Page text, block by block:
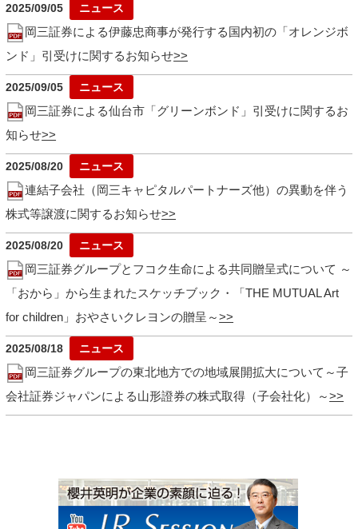
2025/09/05
岡三証券による伊藤忠商事が発行する国内初の「オレンジボ
ンド」引受けに関するお知らせ
2025/09/05
岡三証券による仙台市「グリーンボンド」引受けに関するお
知らせ
2025/08/20
連結子会社（岡三キャピタルパートナーズ他）の異動を伴う
株式等譲渡に関するお知らせ
2025/08/20
岡三証券グループとフコク生命による共同贈呈式について ～
「おから」から生まれたスケッチブック・「THE MUTUAL Art
for children」おやさいクレヨンの贈呈～
2025/08/18
岡三証券グループの東北地方での地域展開拡大について～子
会社証券ジャパンによる山形證券の株式取得（子会社化）～